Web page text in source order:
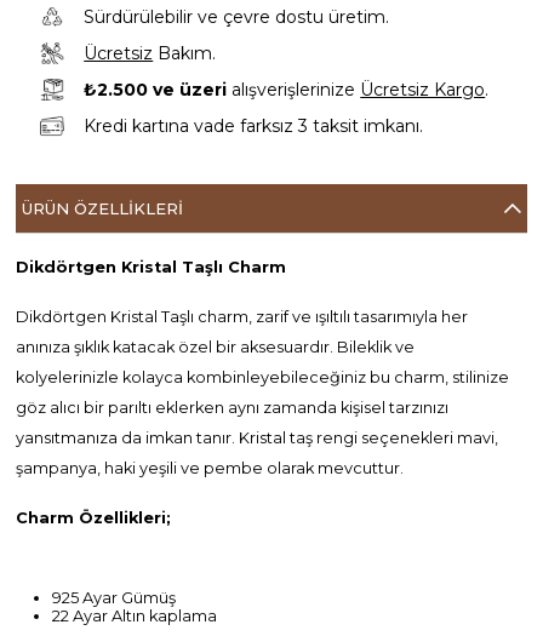
Sürdürülebilir ve çevre dostu üretim.
Ücretsiz Bakım.
₺2.500 ve üzeri alışverişlerinize Ücretsiz Kargo.
Kredi kartına vade farksız 3 taksit imkanı.
ÜRÜN ÖZELLIKLERI
Dikdörtgen Kristal Taşlı Charm
Dikdörtgen Kristal Taşlı charm, zarif ve ışıltılı tasarımıyla her
anınıza şıklık katacak özel bir aksesuardır. Bileklik ve
kolyelerinizle kolayca kombinleyebileceğiniz bu charm, stilinize
göz alıcı bir parıltı eklerken aynı zamanda kişisel tarzınızı
yansıtmanıza da imkan tanır. Kristal taş rengi seçenekleri mavi,
şampanya, haki yeşili ve pembe olarak mevcuttur.
Charm Özellikleri;
925 Ayar Gümüş
22 Ayar Altın kaplama